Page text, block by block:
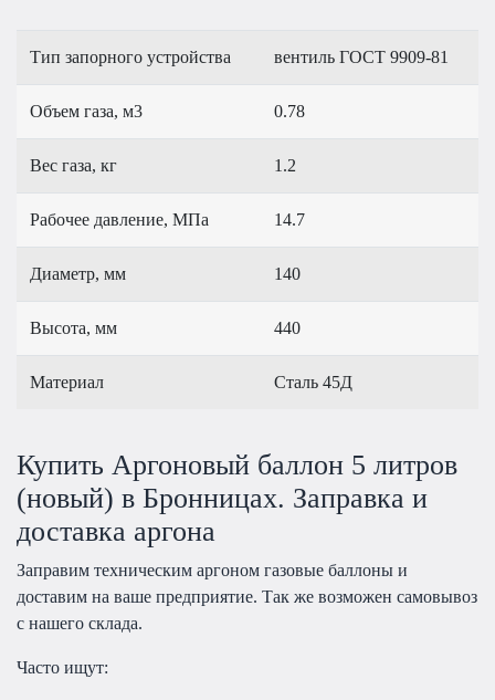
Тип запорного устройства вентиль ГОСТ 9909-81
Объем газа, м3 0.78
Вес газа, кг 1.2
Рабочее давление, МПа 14.7
Диаметр, мм 140
Высота, мм 440
Материал Сталь 45Д
Купить Аргоновый баллон 5 литров
(новый) в Бронницах. Заправка и
доставка аргона
Заправим техническим аргоном газовые баллоны и
доставим на ваше предприятие. Так же возможен самовывоз
с нашего склада.
Часто ищут: